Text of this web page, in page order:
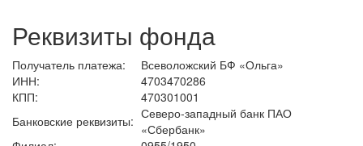
Реквизиты фонда
Получатель платежа:
Всеволожский БФ «Ольга»
ИНН:
4703470286
КПП:
470301001
Банковские реквизиты: Северо-западный банк ПАО
«Сбербанк»